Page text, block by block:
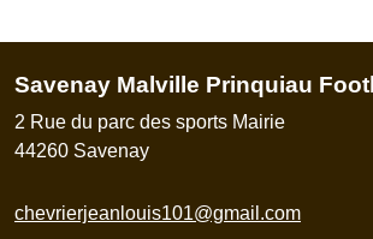
Savenay Malville Prinquiau
2 Rue du parc des sports Mairie
44260 Savenay
chevrierjeanlouis101@gmail.com